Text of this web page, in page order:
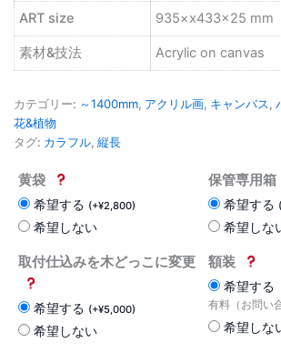
ART size 935×x433×25 mm
素材&技法 Acrylic on canvas
カテゴリー: ～1400mm, アクリル画, キャンバス,
花&植物
タグ: カラフル, 縦長
黄袋
希望する (+¥2,800)
希望しない
保管専用箱
希望する (
希望しな
取付仕込みを木どっこに変更
希望する (+¥5,000)
希望しない
額装
希望する
有料（お問い
希望しな